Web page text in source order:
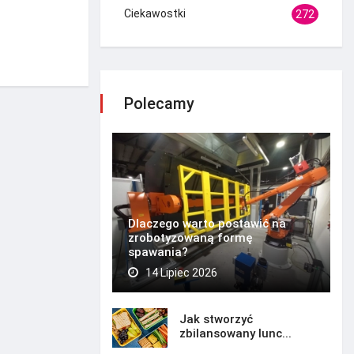
Ciekawostki 272
Polecamy
Dlaczego warto postawić na
zrobotyzowaną formę
spawania?
14 Lipiec 2026
Jak stworzyć
zbilansowany lunc...